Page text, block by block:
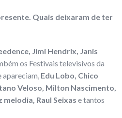
Quais deixaram de ter
Jimi Hendrix, Janis
os Festivais televisivos da
apareciam, Edu Lobo, Chico
Veloso, Milton Nascimento,
Raul Seixas e tantos